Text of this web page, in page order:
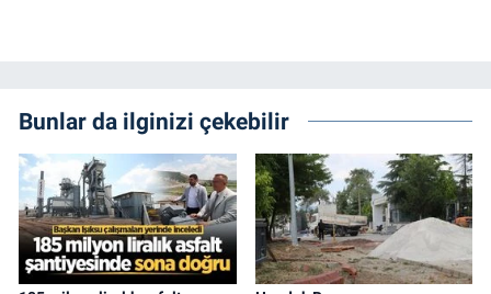
Bunlar da ilginizi çekebilir